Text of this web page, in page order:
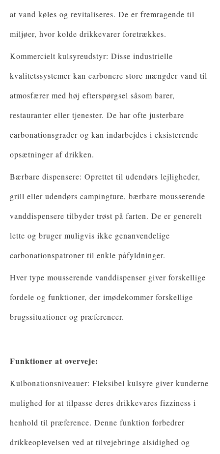
at vand køles og revitaliseres. De er fremragende til
miljøer, hvor kolde drikkevarer foretrækkes.
Kommercielt kulsyreudstyr: Disse industrielle
kvalitetssystemer kan carbonere store mængder vand til
atmosfærer med høj efterspørgsel såsom barer,
restauranter eller tjenester. De har ofte justerbare
carbonationsgrader og kan indarbejdes i eksisterende
opsætninger af drikken.
Bærbare dispensere: Oprettet til udendørs lejligheder,
grill eller udendørs campingture, bærbare mousserende
vanddispensere tilbyder trøst på farten. De er generelt
lette og bruger muligvis ikke genanvendelige
carbonationspatroner til enkle påfyldninger.
Hver type mousserende vanddispenser giver forskellige
fordele og funktioner, der imødekommer forskellige
brugssituationer og præferencer.
Funktioner at overveje:
Kulbonationsniveauer: Fleksibel kulsyre giver kunderne
mulighed for at tilpasse deres drikkevares fizziness i
henhold til præference. Denne funktion forbedrer
drikkeoplevelsen ved at tilvejebringe alsidighed og